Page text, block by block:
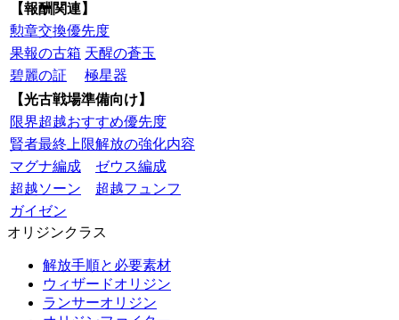
【報酬関連】
勲章交換優先度
果報の古箱 天醒の蒼玉
碧麗の証
極星器
【光古戦場準備向け】
限界超越おすすめ優先度
賢者最終上限解放の強化内容
マグナ編成
ゼウス編成
超越ソーン
超越フュンフ
ガイゼン
オリジンクラス
解放手順と必要素材
ウィザードオリジン
ランサーオリジン